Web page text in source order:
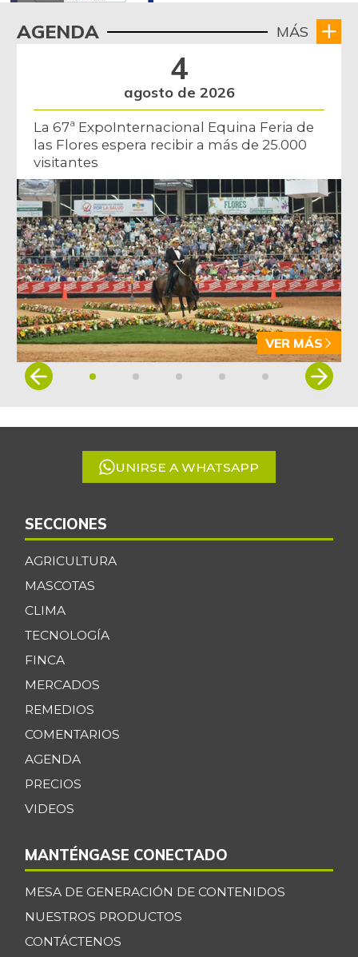
AGENDA MÁS
4
agosto de 2026
La 67ª ExpoInternacional Equina Feria de
las Flores espera recibir a más de 25.000
visitantes
VER MÁS
Item
5
UNIRSE A WHATSAPP
SECCIONES
AGRICULTURA
MASCOTAS
CLIMA
TECNOLOGÍA
FINCA
MERCADOS
REMEDIOS
COMENTARIOS
AGENDA
PRECIOS
VIDEOS
MANTÉNGASE CONECTADO
MESA DE GENERACIÓN DE CONTENIDOS
NUESTROS PRODUCTOS
CONTÁCTENOS